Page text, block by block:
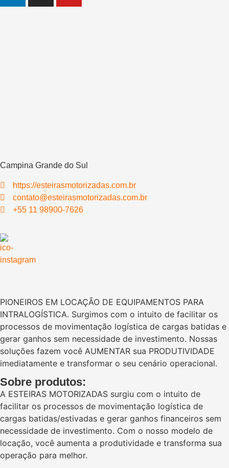
Campina Grande do Sul
https://esteirasmotorizadas.com.br
contato@esteirasmotorizadas.com.br
+55 11 98900-7626
PIONEIROS EM LOCAÇÃO DE EQUIPAMENTOS PARA
INTRALOGÍSTICA. Surgimos com o intuito de facilitar os
processos de movimentação logística de cargas batidas e
gerar ganhos sem necessidade de investimento. Nossas
soluções fazem você AUMENTAR sua PRODUTIVIDADE
imediatamente e transformar o seu cenário operacional.
Sobre produtos:
A ESTEIRAS MOTORIZADAS surgiu com o intuito de
facilitar os processos de movimentação logística de
cargas batidas/estivadas e gerar ganhos financeiros sem
necessidade de investimento. Com o nosso modelo de
locação, você aumenta a produtividade e transforma sua
operação para melhor.